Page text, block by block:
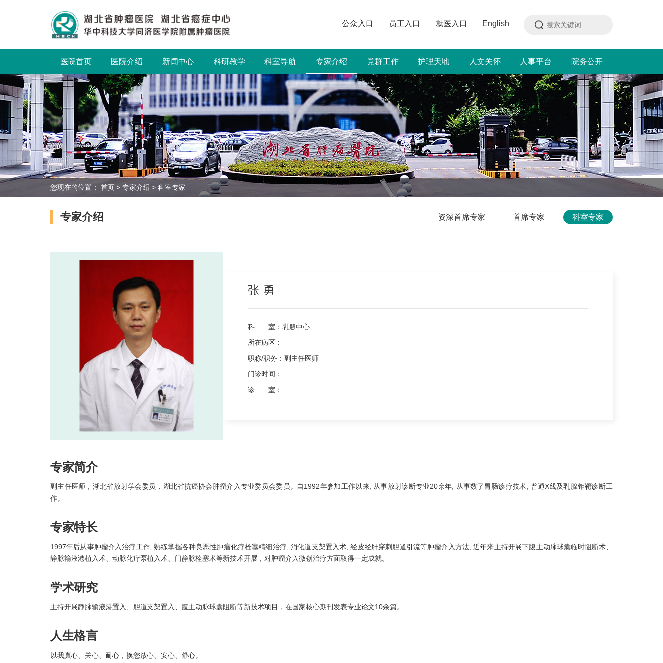
公众入口 员工入口 就医入口 English
医院首页 医院介绍 新闻中心 科研教学 科室导航 专家介绍 党群工作 护理天地 人文关怀 人事平台 院务公开
您现在的位置： 首页 > 专家介绍 > 科室专家
专家介绍 资深首席专家 首席专家 科室专家
张 勇
科 室： 乳腺中心
所在病区：
职称/职务： 副主任医师
门诊时间：
诊 室：
专家简介
副主任医师，湖北省放射学会委员，湖北省抗癌协会肿瘤介入专业委员会委员。自1992年参加工作以来, 从事放射诊断专业20余年, 从事数字胃肠诊疗技术, 普通X线及乳腺钼靶诊断工
作。
专家特长
1997年后从事肿瘤介入治疗工作, 熟练掌握各种良恶性肿瘤化疗栓塞精细治疗, 消化道支架置入术, 经皮经肝穿刺胆道引流等肿瘤介入方法, 近年来主持开展下腹主动脉球囊临时阻断术、
静脉输液港植入术、动脉化疗泵植入术、门静脉栓塞术等新技术开展，对肿瘤介入微创治疗方面取得一定成就。
学术研究
主持开展静脉输液港置入、胆道支架置入、腹主动脉球囊阻断等新技术项目，在国家核心期刊发表专业论文10余篇。
人生格言
以我真心、关心、耐心，换您放心、安心、舒心。